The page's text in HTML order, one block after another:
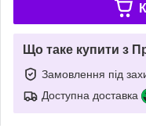
Що таке купити з
Замовлення під
Доступна доставка